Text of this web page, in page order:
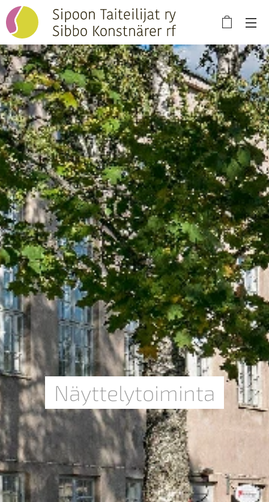
Näyttelytoiminta